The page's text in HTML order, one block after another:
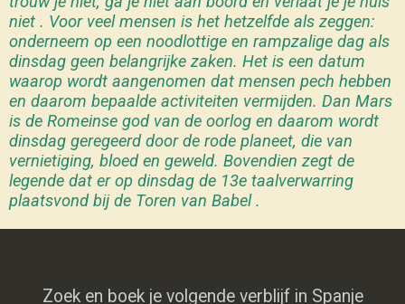
niet . Voor veel mensen is het hetzelfde als zeggen:
onderneem op een noodlottige en rampzalige dag als
dinsdag geen belangrijke zaken. Het is een datum
waarop wordt aangenomen dat mensen pech hebben
en daarom bepaalde activiteiten vermijden. Dan Mars
is de Romeinse god van de oorlog en daarom wordt
dinsdag geregeerd door de rode planeet, die van
vernietiging, bloed en geweld. Bovendien zegt de
legende dat er op dinsdag de 13e taalverwarring
plaatsvond bij de Toren van Babel .
Zoek en boek je volgende verblijf in Spanje